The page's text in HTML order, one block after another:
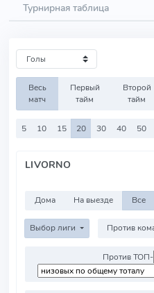
Турнирная таблица
Весь
матч
Первый
тайм
Второй
тайм
5 10 15 20 30 40 50
LIVORNO
Дома На выезде Все
Выбор лиги
Против ТОП-